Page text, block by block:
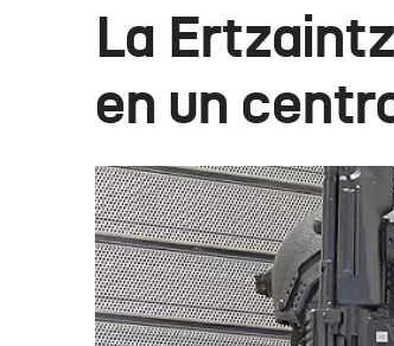
La
en un